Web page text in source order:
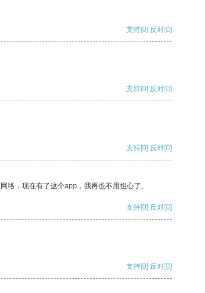
支持[0] 反对[0]
支持[0] 反对[0]
支持[0] 反对[0]
络，现在有了这个app，我再也不用担心了。
支持[0] 反对[0]
支持[0] 反对[0]